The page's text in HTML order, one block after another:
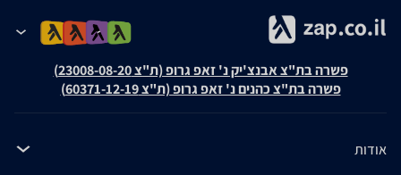
פשרה בת"צ אבנצ'יק נ' זאפ גרופ (ת"צ 23008-08-20)
פשרה בת"צ כהנים נ' זאפ גרופ (ת"צ 60371-12-19)
אודות